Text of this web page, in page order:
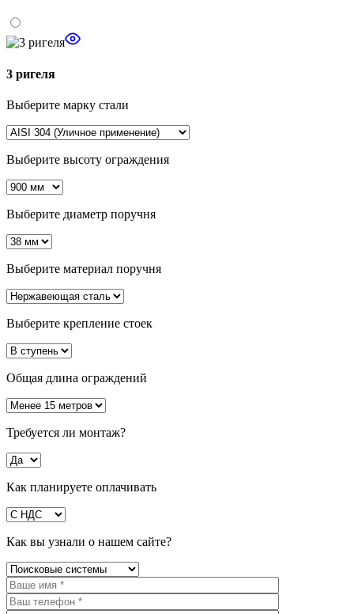
3 ригеля
Выберите марку стали
Выберите высоту ограждения
Выберите диаметр поручня
Выберите материал поручня
Выберите крепление стоек
Общая длина ограждений
Требуется ли монтаж?
Как планируете оплачивать
Как вы узнали о нашем сайте?